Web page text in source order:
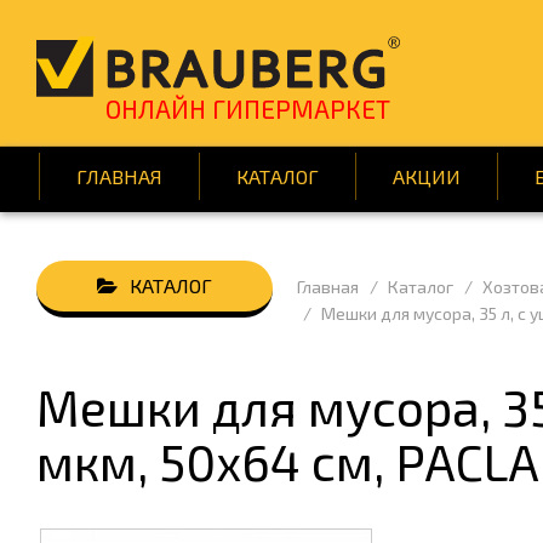
ОНЛАЙН ГИПЕРМАРКЕТ
ГЛАВНАЯ КАТАЛОГ АКЦИИ
АВТОТОВАРЫ
ИГРЫ
КНИГИ
ПОДАРКИ И ПРАЗДНИК
СРЕДСТВА ИНДИВИД. ЗАЩИТЫ
Главная Каталог
Мешки для мусора, 35 л, с
Мешки для мусора,
мкм, 50х64 см,